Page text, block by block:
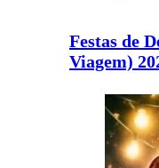
Festas de
Viagem)